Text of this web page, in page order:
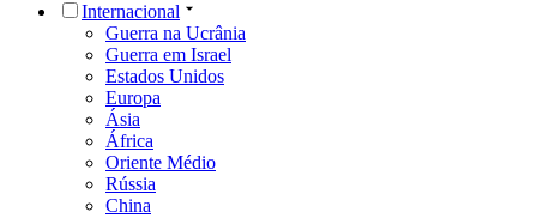
Internacional
Guerra na Ucrânia
Guerra em Israel
Estados Unidos
Europa
Ásia
África
Oriente Médio
Rússia
China